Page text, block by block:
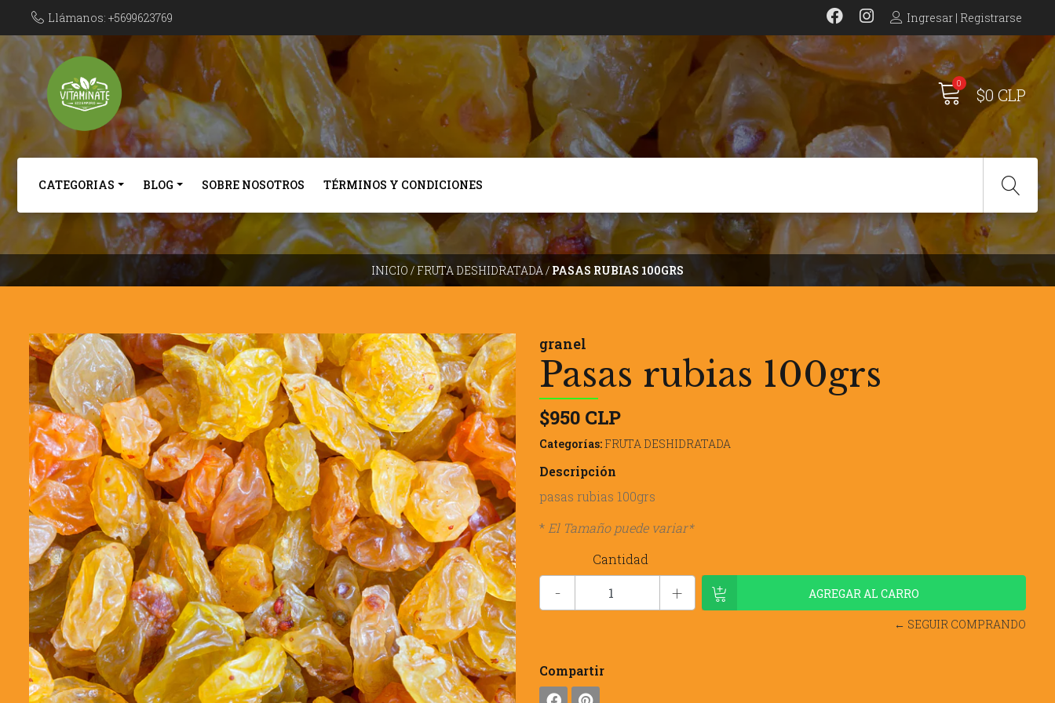
Llámanos: +5699623769 Ingresar | Registrarse
0
$0 CLP
CATEGORIAS BLOG SOBRE NOSOTROS TÉRMINOS Y CONDICIONES
INICIO / FRUTA DESHIDRATADA/ PASAS RUBIAS 100GRS
granel
Pasas rubias 100grs
$950 CLP
Categorías: FRUTA DESHIDRATADA
Descripción
pasas rubias 100grs
* El Tamaño puede variar*
Cantidad
- +
← SEGUIR COMPRANDO
Compartir